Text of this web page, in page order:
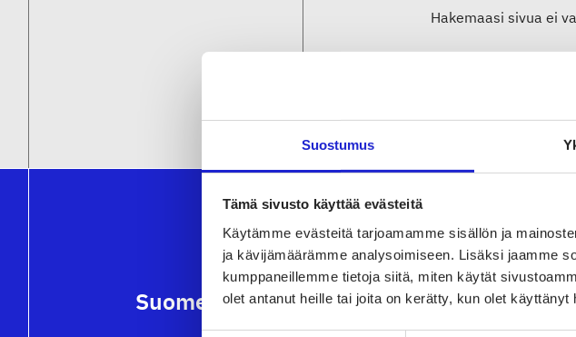
Suostumus
Tämä sivusto käyttää evästeitä
Käytämme evästeitä tarjoamamme sisällön ja
ja kävijämäärämme analysoimiseen. Lisäksi jaamme
kumppaneillemme tietoja siitä, miten käytät
olet antanut heille tai joita on kerätty, kun olet käyttänyt
Hakemaasi sivua ei
Suomen Tekstiili & Muoti ry